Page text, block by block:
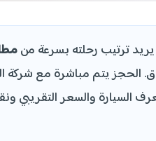
ترتيب رحلته بسرعة من
يتم مباشرة مع شركة
السيارة والسعر التقريبي